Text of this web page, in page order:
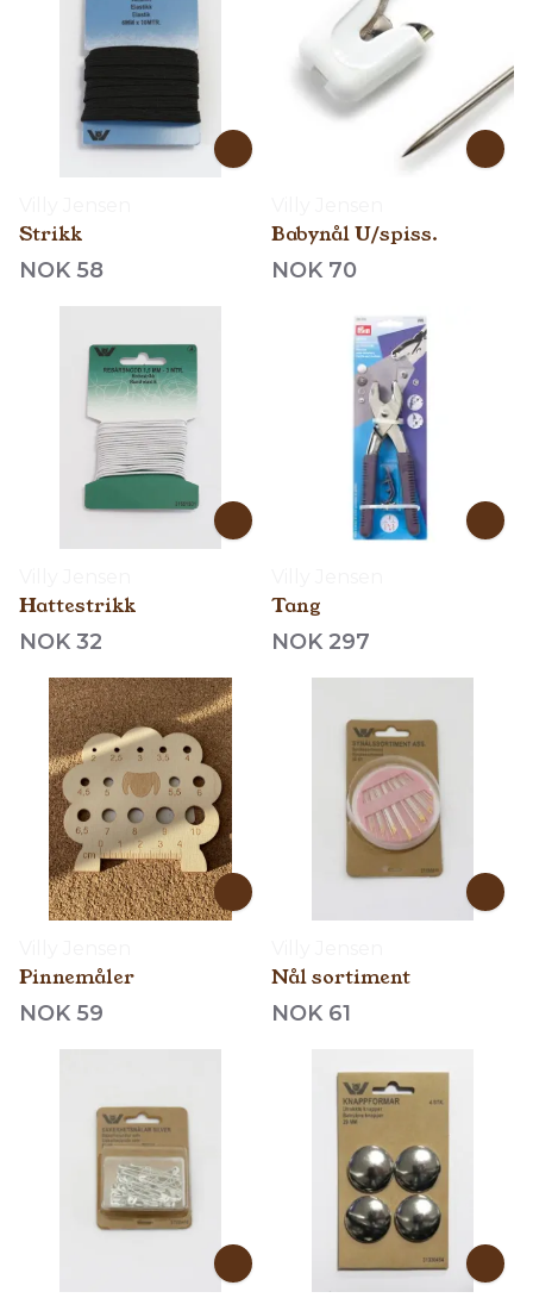
Strikk
NOK 58
Babynål U/spiss.
NOK 70
Hattestrikk
NOK 32
Tang
NOK 297
Pinnemåler
NOK 59
Nål sortiment
NOK 61